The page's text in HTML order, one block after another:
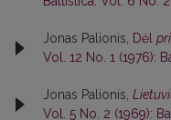
Jonas Palionis, Dėl
Vol. 12 No. 1 (1976):
Jonas Palionis,
Vol. 5 No. 2 (1969):